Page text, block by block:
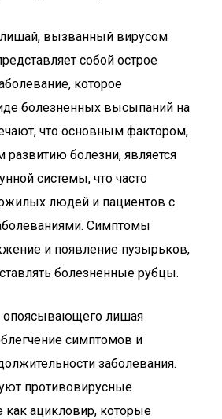
вызванный вирусом
собой острое
которое
болезненных высыпаний на
что основным фактором,
болезни, является
системы, что часто
людей и пациентов с
Симптомы
и появление пузырьков,
болезненные рубцы.
опоясывающего лишая
симптомов и
заболевания.
противовирусные
как ацикловир, которые